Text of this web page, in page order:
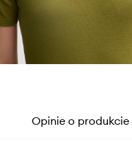
Opinie o produkcie